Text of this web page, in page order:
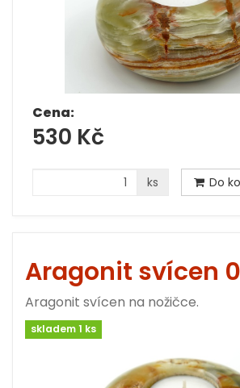
Cena:
530 Kč
ks Do
Aragonit svícen
Aragonit svícen na nožičce.
skladem 1 ks